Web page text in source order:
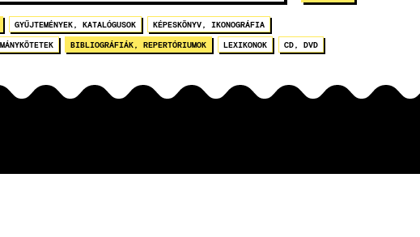
GYŰJTEMÉNYEK, KATALÓGUSOK KÉPESKÖNYV, IKONOGRÁFIA
BIBLIOGRÁFIÁK, REPERTÓRIUMOK LEXIKONOK CD, DVD